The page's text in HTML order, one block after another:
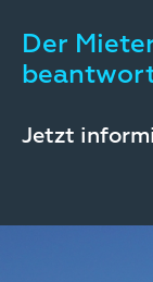
Der
Jetzt